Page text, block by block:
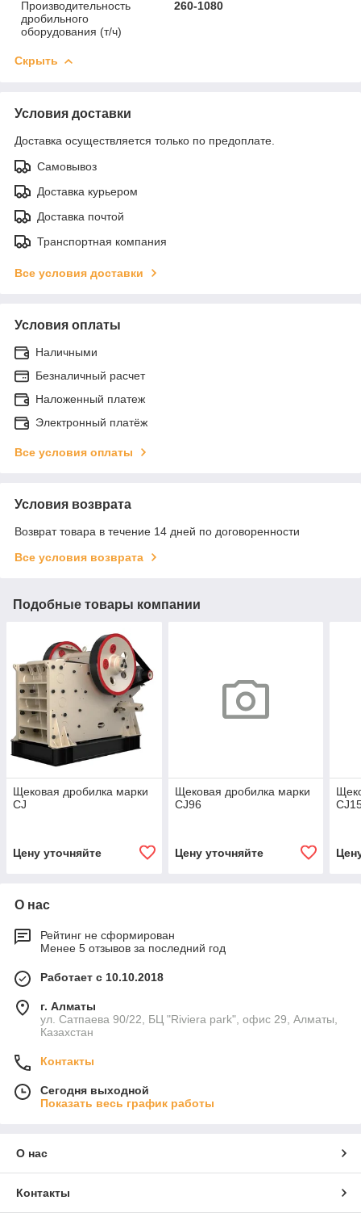
Производительность
дробильного
оборудования (т/ч)
260-1080
Скрыть
Условия доставки
Доставка осуществляется только по предоплате.
Самовывоз
Доставка курьером
Доставка почтой
Транспортная компания
Все условия доставки
Условия оплаты
Наличными
Безналичный расчет
Наложенный платеж
Электронный платёж
Все условия оплаты
Условия возврата
Возврат товара в течение 14 дней по договоренности
Все условия возврата
Подобные товары компании
Щековая дробилка марки
CJ
Цену уточняйте
Щековая дробилка марки
CJ96
Цену уточняйте
О нас
Рейтинг не сформирован
Менее 5 отзывов за последний год
Работает с 10.10.2018
г. Алматы
ул. Сатпаева 90/22, БЦ "Riviera park", офис 29, Алматы,
Казахстан
Контакты
Сегодня выходной
Показать весь график работы
О нас
Контакты